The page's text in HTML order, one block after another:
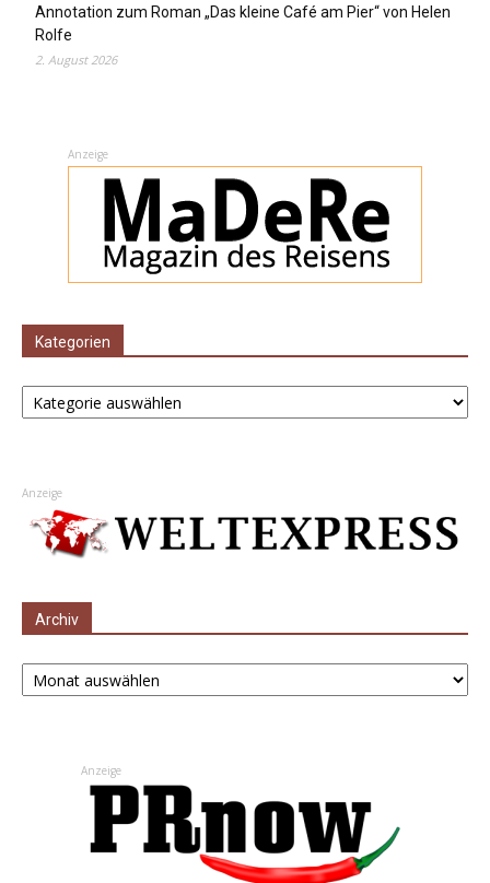
Annotation zum Roman „Das kleine Café am Pier“ von Helen
Rolfe
2. August 2026
Anzeige
Kategorien
Kategorien
Anzeige
Archiv
Archiv
Anzeige